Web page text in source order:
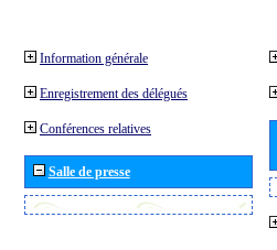
Information générale
Enregistrement des délégués
Conférences relatives
Salle de presse